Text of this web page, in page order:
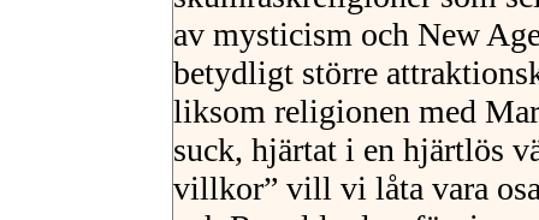
av mysticism och New
betydligt större
liksom religionen med
suck, hjärtat i en hjärtlös
villkor” vill vi låta vara